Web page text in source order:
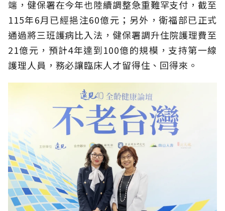
端，健保署在今年也陸續調整急重難罕支付，截至
115年6月已經挹注60億元；另外，衛福部已正式
通過將三班護病比入法，健保署調升住院護理費至
21億元，預計4年達到100億的規模，支持第一線
護理人員，務必讓臨床人才留得住、回得來。